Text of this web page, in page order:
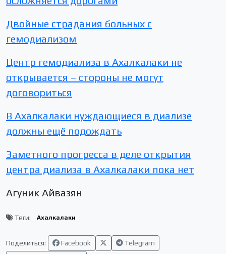
Двойные страдания больных с
гемодиализом
Центр гемодиализа в Ахалкалаки не
открывается – стороны не могут
договориться
В Ахалкалаки нуждающиеся в диализе
должны ещё подождать
Заметного прогресса в деле открытия
центра диализа в Ахалкалаки пока нет
Агуник Айвазян
Теги: Ахалкалаки
Поделиться: Facebook Telegram